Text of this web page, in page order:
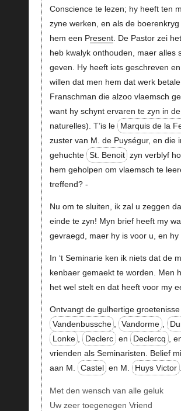
Conscience te lezen; hy heeft ten
zyne werken, en als de
hem een Present. De Pastor zei
heb kwalyk onthouden, maer alles
geven. Hy heeft iets geschreven
willen dat men hem dat werk
Franschman die alzoo vlaemsch
want hy schynt ervaren te zyn in
naturelles). T’is le
Marquis de la
zuster van M. de Puységur, en die
gehuchte St. Benoit zyn verblyf
hem geholpen om vlaemsch te
treffend? -
Nu om te sluiten, ik zal u zeggen
einde te zyn! Myn brief heeft my
gevraegd, maer hy is voor u, en
In ‘t Seminarie ken ik niets dat de
kenbaer gemaekt te worden. Men
het wel stelt en dat heeft voor my
Ontvangt de gulhertige groetenisse
Vandenbussche
, Vandorme ,
Lonke
, Declerc en Declercq ,
vrienden als Seminaristen. Belief
aan M.
Castel en M. Huys Victor
Met den wensch van alle geluk
Uw zeer toegenegen Vriend